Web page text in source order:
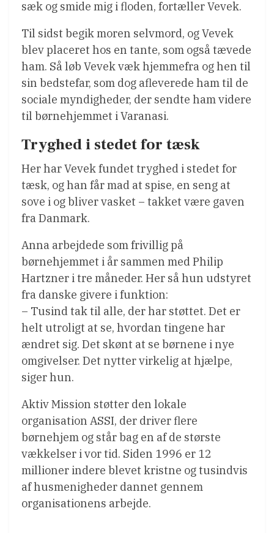
sæk og smide mig i floden, fortæller Vevek.
Til sidst begik moren selvmord, og Vevek
blev placeret hos en tante, som også tævede
ham. Så løb Vevek væk hjemmefra og hen til
sin bedstefar, som dog afleverede ham til de
sociale myndigheder, der sendte ham videre
til børnehjemmet i Varanasi.
Tryghed i stedet for tæsk
Her har Vevek fundet tryghed i stedet for
tæsk, og han får mad at spise, en seng at
sove i og bliver vasket – takket være gaven
fra Danmark.
Anna arbejdede som frivillig på
børnehjemmet i år sammen med Philip
Hartzner i tre måneder. Her så hun udstyret
fra danske givere i funktion:
– Tusind tak til alle, der har støttet. Det er
helt utroligt at se, hvordan tingene har
ændret sig. Det skønt at se børnene i nye
omgivelser. Det nytter virkelig at hjælpe,
siger hun.
Aktiv Mission støtter den lokale
organisation ASSI, der driver flere
børnehjem og står bag en af de største
vækkelser i vor tid. Siden 1996 er 12
millioner indere blevet kristne og tusindvis
af husmenigheder dannet gennem
organisationens arbejde.